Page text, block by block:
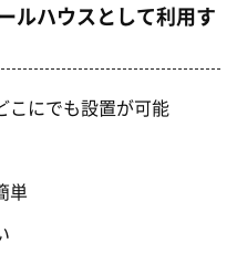
ルハウスとして利用す
こにでも設置が可能
単